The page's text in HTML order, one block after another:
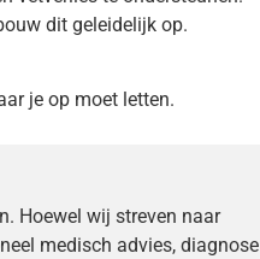
dit geleidelijk op.
je op moet letten.
Hoewel wij streven naar
medisch advies, diagnose